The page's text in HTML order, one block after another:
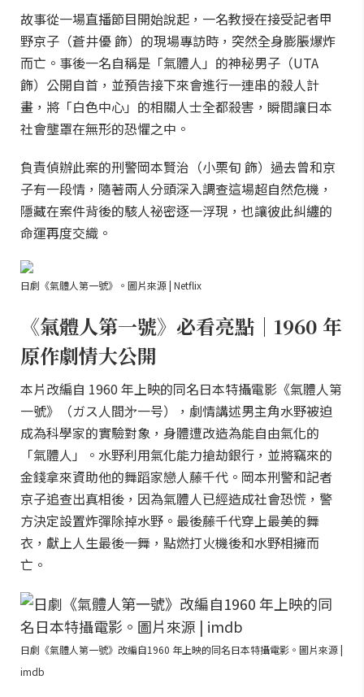
故事從一場直播節目開始說起，一名教授在接受記者甲
野京子（蒼井優 飾）的現場專訪時，突然全身膨脹爆炸
而亡。事後一名自稱是「氣體人」的神秘男子（UTA
飾）公開自首，並預告接下來會進行一連串的殺人計
畫，將「白色中心」的相關人士全都殺害，瞬間讓日本
社會壟罩在無形的恐懼之中。
負責偵辦此案的刑警岡本賢治（小栗旬 飾）過去曾和京
子有一段情，隨著兩人分頭深入調查這場超自然危機，
隱藏在案件背後的駭人祕密逐一浮現，也讓彼此糾纏的
命運再度交織。
日劇《氣體人第一號》。圖片來源 | Netflix
《氣體人第一號》必看亮點｜1960 年
原作劇情大公開
本片改編自 1960 年上映的同名日本特攝電影《氣體人第
一號》（ガス人間㐧一号），劇情講述男主角水野被迫
成為科學家的實驗對象，身體遭改造為能自由氣化的
「氣體人」。水野利用氣化能力搶劫銀行，並將竊來的
金錢拿來資助他的舞蹈家戀人藤千代。岡本刑警和記者
京子追查出真相後，因為氣體人已經造成社會恐慌，警
方決定設置炸彈除掉水野。最後藤千代穿上最美的舞
衣，獻上人生最後一舞，點燃打火機後和水野相擁而
亡。
日劇《氣體人第一號》改編自1960 年上映的同名日本特攝電影。圖片來源 |
imdb